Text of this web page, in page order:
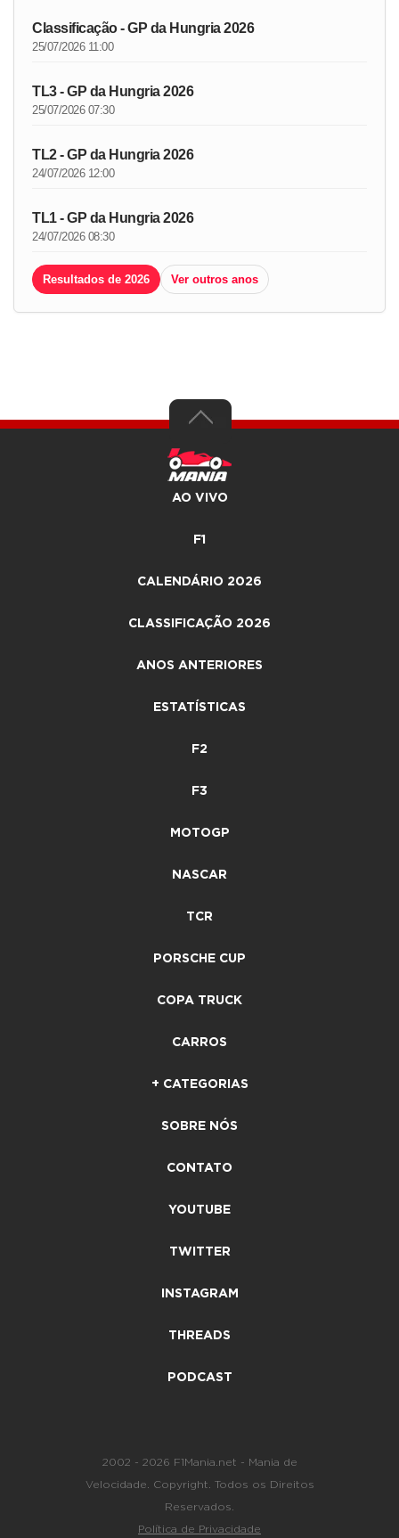
Classificação - GP da Hungria 2026
25/07/2026 11:00
TL3 - GP da Hungria 2026
25/07/2026 07:30
TL2 - GP da Hungria 2026
24/07/2026 12:00
TL1 - GP da Hungria 2026
24/07/2026 08:30
Resultados de 2026 Ver outros anos
AO VIVO
F1
CALENDÁRIO 2026
CLASSIFICAÇÃO 2026
ANOS ANTERIORES
ESTATÍSTICAS
F2
F3
MOTOGP
NASCAR
TCR
PORSCHE CUP
COPA TRUCK
CARROS
+ CATEGORIAS
SOBRE NÓS
CONTATO
YOUTUBE
TWITTER
INSTAGRAM
THREADS
PODCAST
2002 - 2026 F1Mania.net - Mania de
Velocidade. Copyright. Todos os Direitos
Reservados.
Política de Privacidade